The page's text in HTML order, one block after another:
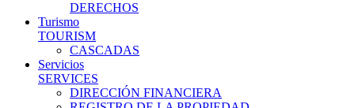
DERECHOS
Turismo
TOURISM
CASCADAS
Servicios
SERVICES
DIRECCIÓN FINANCIERA